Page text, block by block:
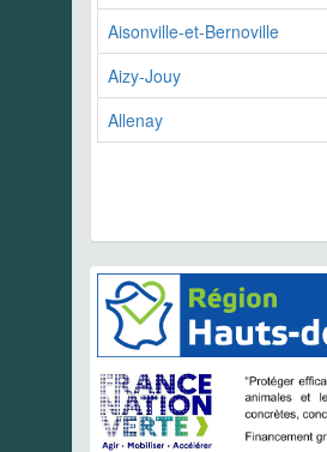
Aisonville-et-Bernoville
Aizy-Jouy
Allenay